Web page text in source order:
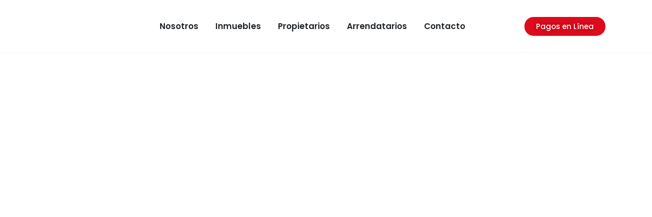
Nosotros Inmuebles Propietarios Arrendatarios Contacto Pagos en Línea